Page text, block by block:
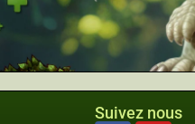
Suivez nous